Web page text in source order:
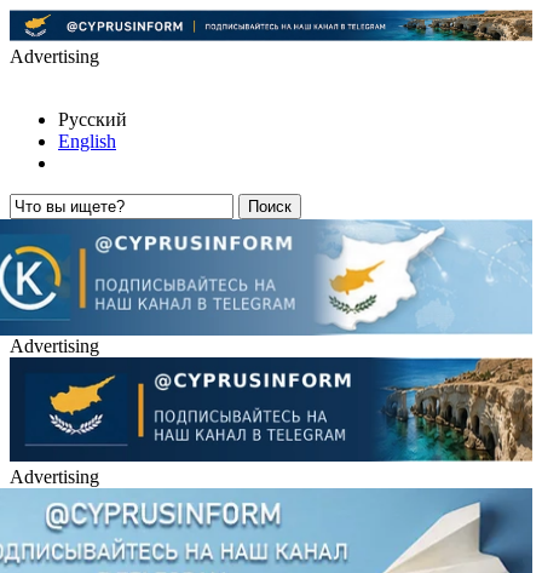
Advertising
Русский
English
Advertising
Advertising